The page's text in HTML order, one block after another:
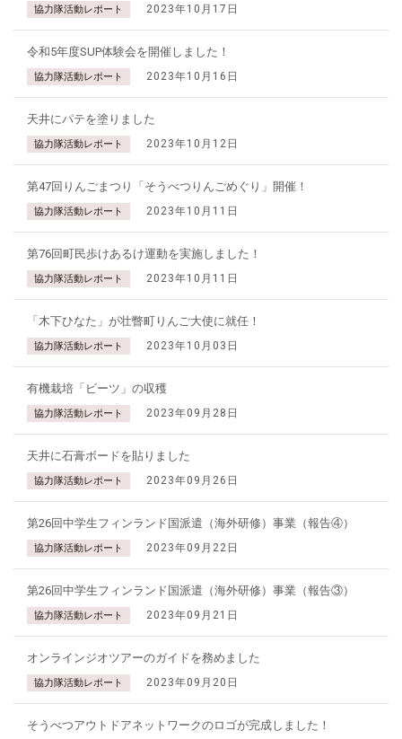
協力隊活動レポート 2023年10月17日
令和5年度SUP体験会を開催しました！
協力隊活動レポート 2023年10月16日
天井にパテを塗りました
協力隊活動レポート 2023年10月12日
第47回りんごまつり「そうべつりんごめぐり」開催！
協力隊活動レポート 2023年10月11日
第76回町民歩けあるけ運動を実施しました！
協力隊活動レポート 2023年10月11日
「木下ひなた」が壮瞥町りんご大使に就任！
協力隊活動レポート 2023年10月03日
有機栽培「ビーツ」の収穫
協力隊活動レポート 2023年09月28日
天井に石膏ボードを貼りました
協力隊活動レポート 2023年09月26日
第26回中学生フィンランド国派遣（海外研修）事業（報告④）
協力隊活動レポート 2023年09月22日
第26回中学生フィンランド国派遣（海外研修）事業（報告③）
協力隊活動レポート 2023年09月21日
オンラインジオツアーのガイドを務めました
協力隊活動レポート 2023年09月20日
そうべつアウトドアネットワークのロゴが完成しました！